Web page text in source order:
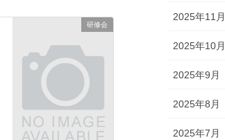
研修会
2025年11月
2025年10月
2025年9月
2025年8月
2025年7月